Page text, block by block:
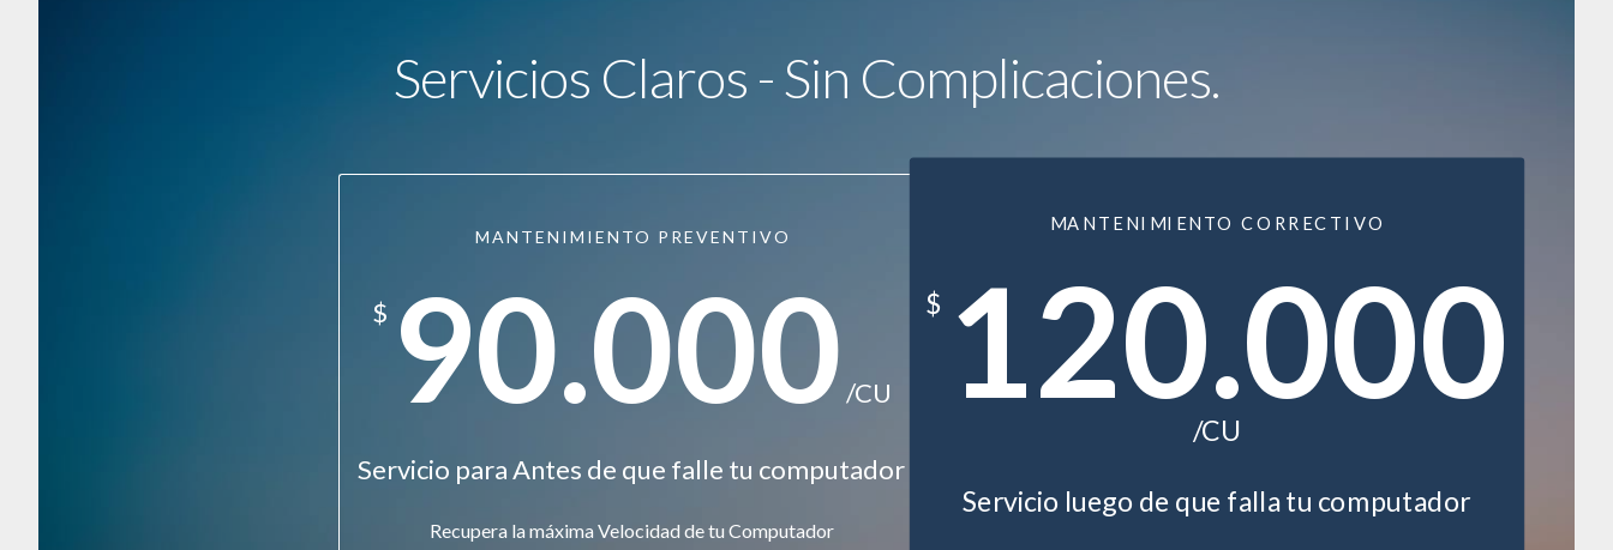
Servicios Claros - Sin Complicaciones.
MANTENIMIENTO PREVENTIVO
$ 90.000 /CU
Servicio para Antes de que falle tu computador
Recupera la máxima Velocidad de tu Computador
MANTENIMIENTO CORRECTIVO
$ 120.000
/CU
Servicio luego de que falla tu computador